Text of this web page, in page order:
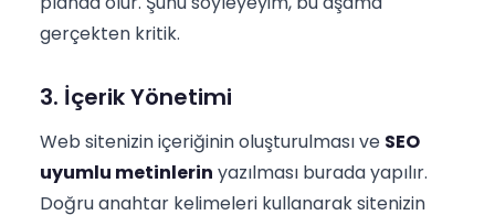
gerçekten kritik.
3. İçerik Yönetimi
Web sitenizin içeriğinin oluşturulması ve SEO
uyumlu metinlerin yazılması burada yapılır.
Doğru anahtar kelimeleri kullanarak sitenizin